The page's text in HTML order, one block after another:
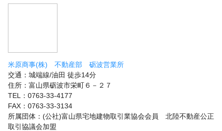
米原商事(株) 不動産部 砺波営業所
交通：城端線/油田 徒歩14分
住所：富山県砺波市栄町６－２７
TEL：0763-33-4177
FAX：0763-33-3134
所属団体：(公社)富山県宅地建物取引業協会会員 北陸不動産公正
取引協議会加盟